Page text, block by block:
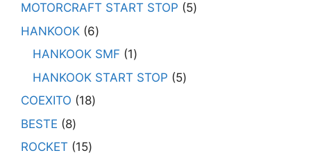
MOTORCRAFT START STOP
5
HANKOOK 6
HANKOOK SMF
1
HANKOOK START STOP
5
COEXITO
18
BESTE
8
ROCKET
15